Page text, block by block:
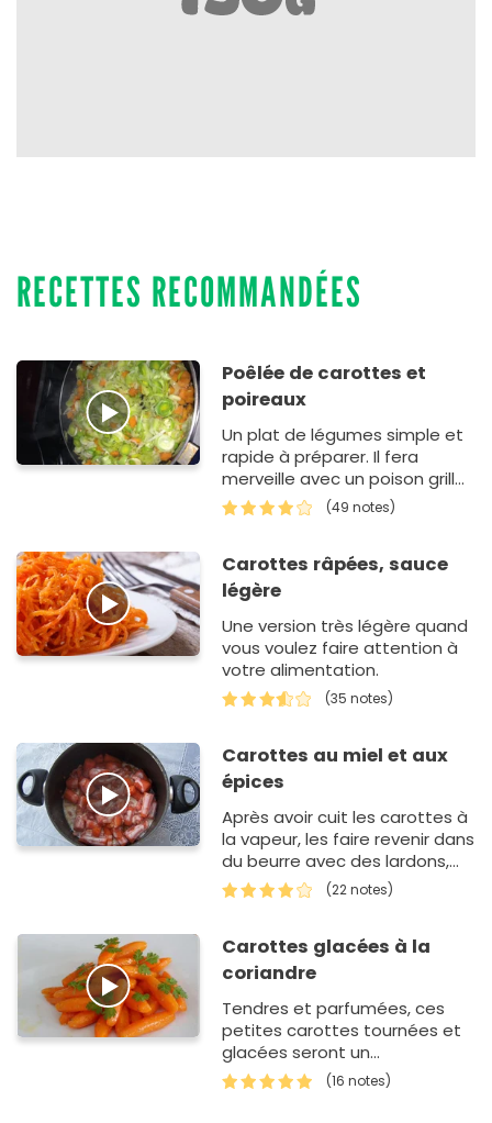
RECETTES RECOMMANDÉES
Poêlée de carottes et
poireaux
Un plat de légumes simple et
rapide à préparer. Il fera
merveille avec un poison grillé
ou en plat de légumes avec
des pâte…
(49 notes)
Carottes râpées, sauce
légère
Une version très légère quand
vous voulez faire attention à
votre alimentation.
(35 notes)
Carottes au miel et aux
épices
Après avoir cuit les carottes à
la vapeur, les faire revenir dans
du beurre avec des lardons,
rajouter du miel, les 4 épices,
de la crème fraîche.
(22 notes)
Carottes glacées à la
coriandre
Tendres et parfumées, ces
petites carottes tournées et
glacées seront un
accompagnement idéal pour
une volaille ou une viande
(16 notes)